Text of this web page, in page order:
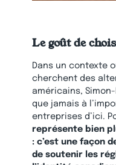
Le goût de
Dans un contexte
cherchent des
américains,
que jamais à
entreprises d’ici.
représente bien
: c’est une façon
de soutenir les